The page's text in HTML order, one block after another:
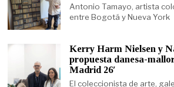
Antonio Tamayo, artista
entre Bogotá y Nueva York
Kerry Harm Nielsen y
propuesta danesa-
Madrid 26′
El coleccionista de arte,